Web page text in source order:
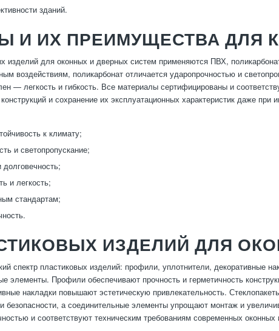
зданий.
И ИХ ПРЕИМУЩЕСТВА ДЛЯ
изделий для оконных и дверных систем применяются ПВХ,
воздействиям, поликарбонат отличается ударопрочностью и
— легкость и гибкость. Все материалы сертифицированы и
и сохранение их эксплуатационных характеристик даже при
к климату;
и светопропускание;
и легкость;
стандартам;
ИЗДЕЛИЙ ДЛЯ
спектр пластиковых изделий: профили, уплотнители, декоративные
элементы. Профили обеспечивают прочность и герметичность
накладки повышают эстетическую привлекательность.
безопасности, а соединительные элементы упрощают монтаж и
и соответствуют техническим требованиям современных